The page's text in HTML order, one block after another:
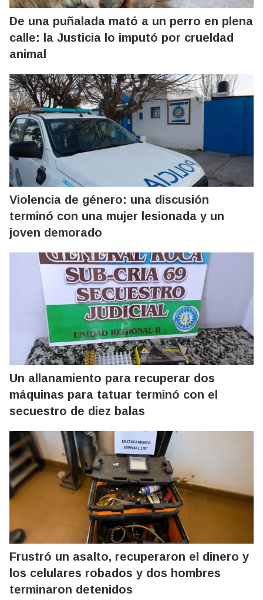
De una puñalada mató a un perro en plena
calle: la Justicia lo imputó por crueldad
animal
Violencia de género: una discusión
terminó con una mujer lesionada y un
joven demorado
Un allanamiento para recuperar dos
máquinas para tatuar terminó con el
secuestro de diez balas
Frustró un asalto, recuperaron el dinero y
los celulares robados y dos hombres
terminaron detenidos